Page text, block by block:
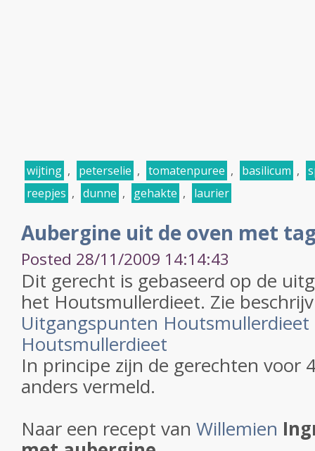
wijting , peterselie , tomatenpuree , basilicum ,
reepjes , dunne , gehakte , laurier
Aubergine uit de oven met
Posted 28/11/2009 14:14:43
Dit gerecht is gebaseerd op de
het Houtsmullerdieet. Zie
Uitgangspunten Houtsmullerdieet
Houtsmullerdieet
In principe zijn de gerechten voor
anders vermeld.
Naar een recept van Willemien